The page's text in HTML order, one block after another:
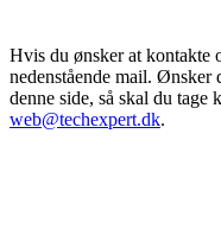
Hvis du ønsker at kontakte
nedenstående mail. Ønsker
denne side, så skal du tage
web@techexpert.dk.